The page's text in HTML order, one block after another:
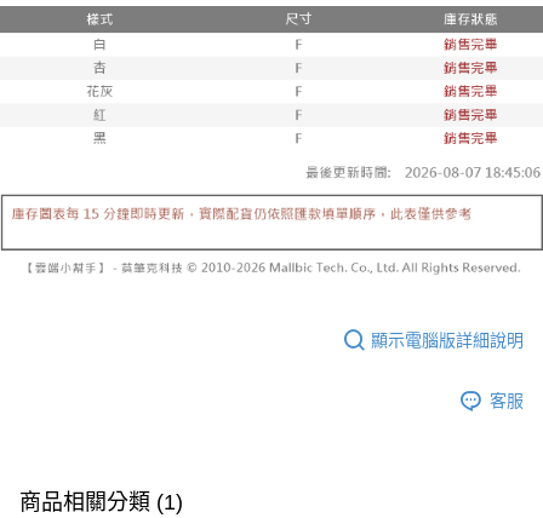
買賣價金債權讓與本公司後，依約使用本公司帳單繳交帳款。
2.基於同意付款使用「大哥付你分期」之契約關係目的，商店將以您的個人
資料（包含姓名、電話或地址）提供予台灣大哥大進項蒐集、處理及利用，
由本公司與您本人進行分期帳單所需資料之確認、核對及更正。
3.完整用戶服務條款，請詳閱以下連結：
https://oppay.tw/userRule
購買商品的店家。未經商家同意取消之訂單仍視為有效，需透過AFTEE先享
後付繳納相關費用。
※ 交易是否成功請以「AFTEE先享後付 」之結帳頁面顯示為準，若有關於
是否繳費成功／繳費後需取消欲退款等相關疑問，請聯繫「AFTEE先享後付
客戶支援中心」
https://netprotections.freshdesk.com/support/home
【注意事項】
１．透過由恩沛科技股份有限公司提供之「AFTEE先享後付」服務完成之交
權轉讓予恩沛科技股份有限公司。
https://aftee.tw/terms/#terms3
３．未成年的使用者請事先徵得法定代理人或監護人之同意方可使用
４．使用「AFTEE先享後付」時，將依據個別帳號之用戶狀況，依本公司即
５．嚴禁一人註冊多個帳號或使用他人資訊註冊。若發現惡意使用之情形，
每筆NT$10,000
已關閉，請勿下單(付取)
每筆NT$10,000
7-11取貨付款
每筆NT$60，滿NT$1,800(含以上)免運費
付款後7-11取貨
顯示電腦版詳細說明
客服
商品相關分類 (1)